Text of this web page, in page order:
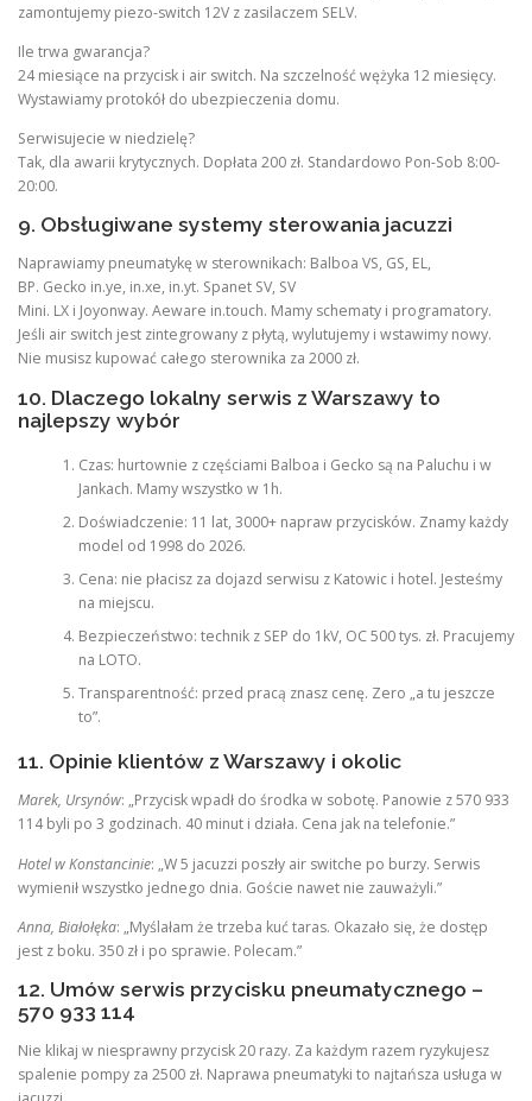
zamontujemy piezo-switch 12V z zasilaczem SELV.
Ile trwa gwarancja?
24 miesiące na przycisk i air switch. Na szczelność wężyka 12 miesięcy.
Wystawiamy protokół do ubezpieczenia domu.
Serwisujecie w niedzielę?
Tak, dla awarii krytycznych. Dopłata 200 zł. Standardowo Pon-Sob 8:00-
20:00.
9. Obsługiwane systemy sterowania jacuzzi
Naprawiamy pneumatykę w sterownikach: Balboa VS, GS, EL,
BP. Gecko in.ye, in.xe, in.yt. Spanet SV, SV
Mini. LX i Joyonway. Aeware in.touch. Mamy schematy i programatory.
Jeśli air switch jest zintegrowany z płytą, wylutujemy i wstawimy nowy.
Nie musisz kupować całego sterownika za 2000 zł.
10. Dlaczego lokalny serwis z Warszawy to
najlepszy wybór
Czas: hurtownie z częściami Balboa i Gecko są na Paluchu i w
Jankach. Mamy wszystko w 1h.
Doświadczenie: 11 lat, 3000+ napraw przycisków. Znamy każdy
model od 1998 do 2026.
Cena: nie płacisz za dojazd serwisu z Katowic i hotel. Jesteśmy
na miejscu.
Bezpieczeństwo: technik z SEP do 1kV, OC 500 tys. zł. Pracujemy
na LOTO.
Transparentność: przed pracą znasz cenę. Zero „a tu jeszcze
to”.
11. Opinie klientów z Warszawy i okolic
Marek, Ursynów: „Przycisk wpadł do środka w sobotę. Panowie z 570 933
114 byli po 3 godzinach. 40 minut i działa. Cena jak na telefonie.”
Hotel w Konstancinie: „W 5 jacuzzi poszły air switche po burzy. Serwis
wymienił wszystko jednego dnia. Goście nawet nie zauważyli.”
Anna, Białołęka: „Myślałam że trzeba kuć taras. Okazało się, że dostęp
jest z boku. 350 zł i po sprawie. Polecam.”
12. Umów serwis przycisku pneumatycznego –
570 933 114
Nie klikaj w niesprawny przycisk 20 razy. Za każdym razem ryzykujesz
spalenie pompy za 2500 zł. Naprawa pneumatyki to najtańsza usługa w